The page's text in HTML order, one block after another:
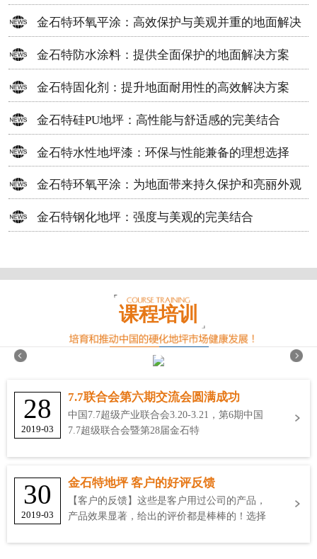
金石特环氧平涂：高效保护与美观并重的地面解决
方案
金石特防水涂料：提供全面保护的地面解决方案
金石特固化剂：提升地面耐用性的高效解决方案
金石特硅PU地坪：高性能与舒适感的完美结合
金石特水性地坪漆：环保与性能兼备的理想选择
金石特环氧平涂：为地面带来持久保护和亮丽外观
金石特钢化地坪：强度与美观的完美结合
课程培训
28
2019-03
7.7联合会第六期交流会圆满成功
中国7.7超级产业联合会3.20-3.21，第6期中国
7.7超级联合会暨第28届金石特
30
2019-03
金石特地坪 客户的好评反馈
【客户的反馈】这些是客户用过公司的产品，
产品效果显著，给出的评价都是棒棒的！选择